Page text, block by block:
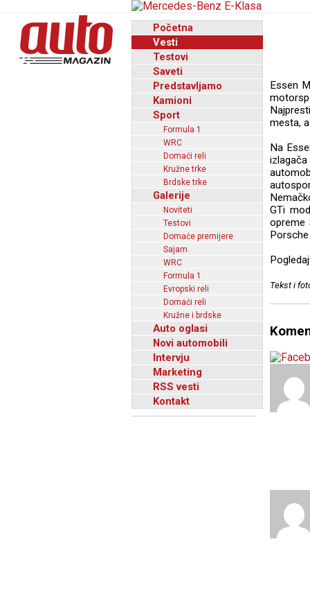
Početna
Vesti
Testovi
Saveti
Predstavljamo
Kamioni
Sport
Formula 1
WRC
Domaći reli
Kružne trke
Brdske trke
Galerije
Noviteti
Testovi
Domaće premijere
Sajam
WRC
Formula 1
Evropski reli
Domaći reli
Kružne i brdske
Auto oglasi
Novi automobili
Intervju
Marketing
RSS vesti
Kontakt
Essen
mesta,
Na
GTi
opreme
Tekst i